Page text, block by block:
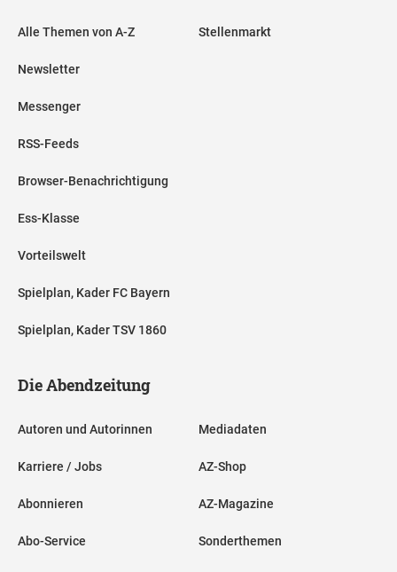
Alle Themen von A-Z
Newsletter
Messenger
RSS-Feeds
Browser-Benachrichtigung
Ess-Klasse
Vorteilswelt
Spielplan, Kader FC Bayern
Spielplan, Kader TSV 1860
Stellenmarkt
Die Abendzeitung
Autoren und Autorinnen
Karriere / Jobs
Abonnieren
Abo-Service
Mediadaten
AZ-Shop
AZ-Magazine
Sonderthemen